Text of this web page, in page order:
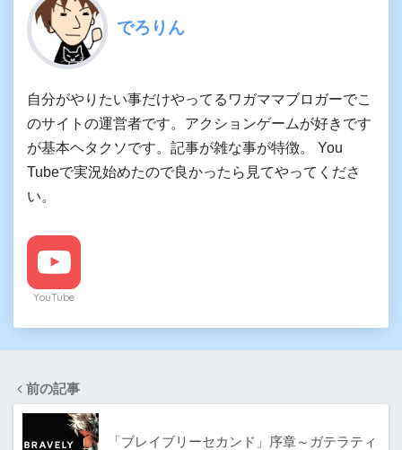
でろりん
自分がやりたい事だけやってるワガママブロガーでこ
のサイトの運営者です。アクションゲームが好きです
が基本ヘタクソです。記事が雑な事が特徴。 You
Tubeで実況始めたので良かったら見てやってくださ
い。
YouTube
前の記事
「ブレイブリーセカンド」序章～ガテラティ